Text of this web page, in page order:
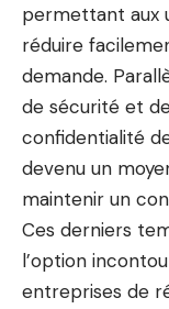
permettant aux
réduire
demande.
de sécurité et
confidentialité
devenu un
maintenir un
Ces derniers
l’option
entreprises de